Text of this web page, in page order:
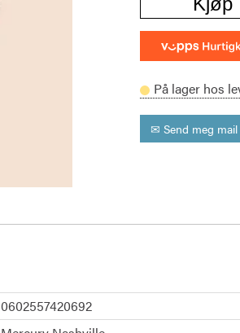
På lager hos
✉ Send meg
0602557420692